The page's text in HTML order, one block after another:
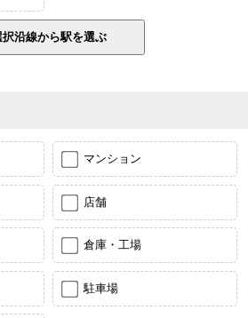
マンション
店舗
倉庫・工場
駐車場